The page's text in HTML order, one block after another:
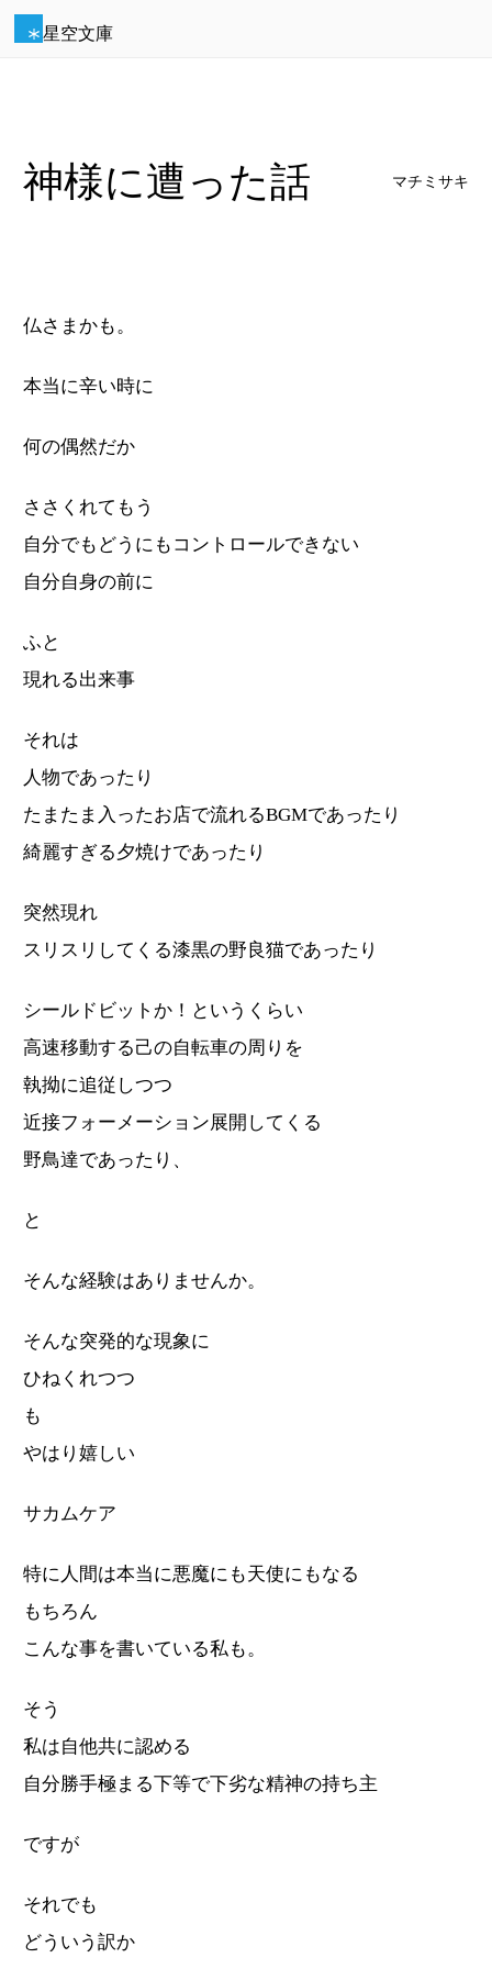
星空文庫
神様に遭った話 マチミサキ
仏さまかも。
本当に辛い時に
何の偶然だか
ささくれてもう
自分でもどうにもコントロールできない
自分自身の前に
ふと
現れる出来事
それは
人物であったり
たまたま入ったお店で流れるBGMであったり
綺麗すぎる夕焼けであったり
突然現れ
スリスリしてくる漆黒の野良猫であったり
シールドビットか！というくらい
高速移動する己の自転車の周りを
執拗に追従しつつ
近接フォーメーション展開してくる
野鳥達であったり、
と
そんな経験はありませんか。
そんな突発的な現象に
ひねくれつつ
も
やはり嬉しい
サカムケア
特に人間は本当に悪魔にも天使にもなる
もちろん
こんな事を書いている私も。
そう
私は自他共に認める
自分勝手極まる下等で下劣な精神の持ち主
ですが
それでも
どういう訳か